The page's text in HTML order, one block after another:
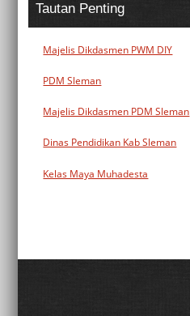
Tautan Penting
Majelis Dikdasmen PWM DIY
PDM Sleman
Majelis Dikdasmen PDM Sleman
Dinas Pendidikan Kab Sleman
Kelas Maya Muhadesta